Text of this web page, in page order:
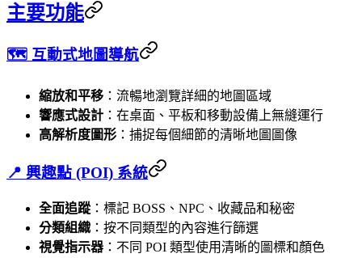
主要功能
🗺️ 互動式地圖導航
縮放和平移 ：流暢地瀏覽詳細的地圖區域
響應式設計 ：在桌面、平板和移動設備上無縫運行
高解析度圖形 ：捕捉每個細節的清晰地圖圖像
📍 興趣點 (POI) 系統
全面追蹤 ：標記 BOSS、NPC、收藏品和秘密
分類組織 ：按不同類型的內容進行篩選
視覺指示器 ：不同 POI 類型使用清晰的圖標和顏色